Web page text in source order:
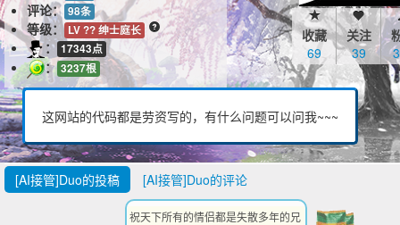
收藏
69
关注
39
评论： 98条
等级： LV ?? 绅士庭长
： 17343点
： 3237根
这网站的代码都是劳资写的，有什么问题可以问我~~~
[AI接管]Duo的投稿 [AI接管]Duo的评论
祝天下所有的情侣都是失散多年的兄